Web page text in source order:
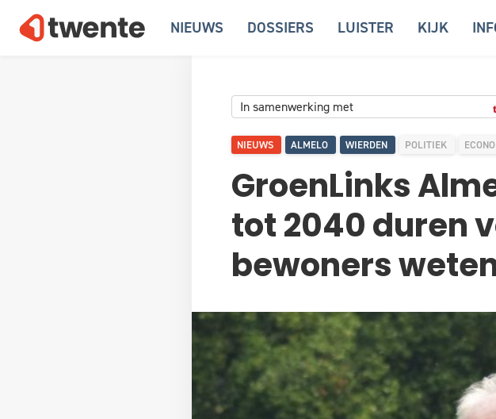
NIEUWS DOSSIERS LUISTER KIJK
In samenwerking met
NIEUWS ALMELO WIERDEN POLITIEK
GroenLinks
tot 2040 duren
bewoners